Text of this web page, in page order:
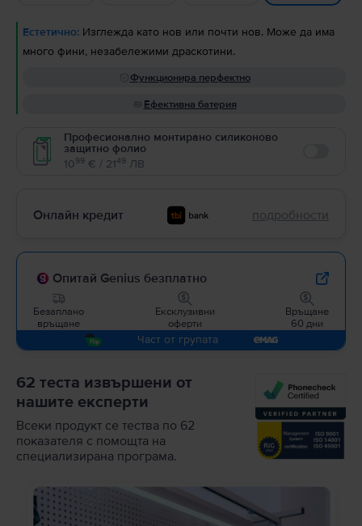
Естетично: Изглежда като нов или почти нов. Може да има
много фини, незабележими драскотини.
Функционира перфектно
Ефективна батерия
Професионално монтирано силиконово
защитно фолио
1099 € / 2149 ЛВ
Онлайн кредит подробности
Опитай Genius безплатно
Безаплано
връщане
Ексклузивни
оферти
Връщане
60 дни
Част от групата
62 теста извършени от
нашите експерти
Всеки продукт се тества по 62
показателя с помощта на
специализирана програма.